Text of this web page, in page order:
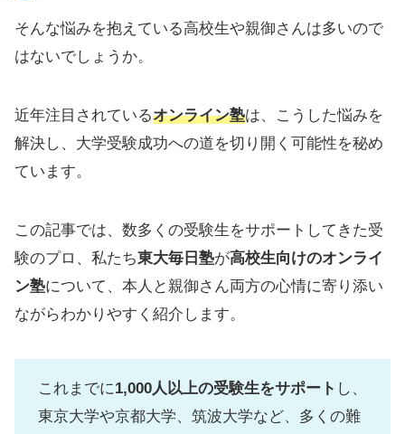
そんな悩みを抱えている高校生や親御さんは多いので
はないでしょうか。
近年注目されているオンライン塾は、こうした悩みを
解決し、大学受験成功への道を切り開く可能性を秘め
ています。
この記事では、数多くの受験生をサポートしてきた受
験のプロ、私たち東大毎日塾が高校生向けのオンライ
ン塾について、本人と親御さん両方の心情に寄り添い
ながらわかりやすく紹介します。
これまでに1,000人以上の受験生をサポート し、
東京大学や京都大学、筑波大学など、多くの難